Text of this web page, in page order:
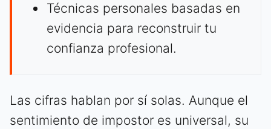
Técnicas personales basadas en
evidencia para reconstruir tu
confianza profesional.
Las cifras hablan por sí solas. Aunque el
sentimiento de impostor es universal, su